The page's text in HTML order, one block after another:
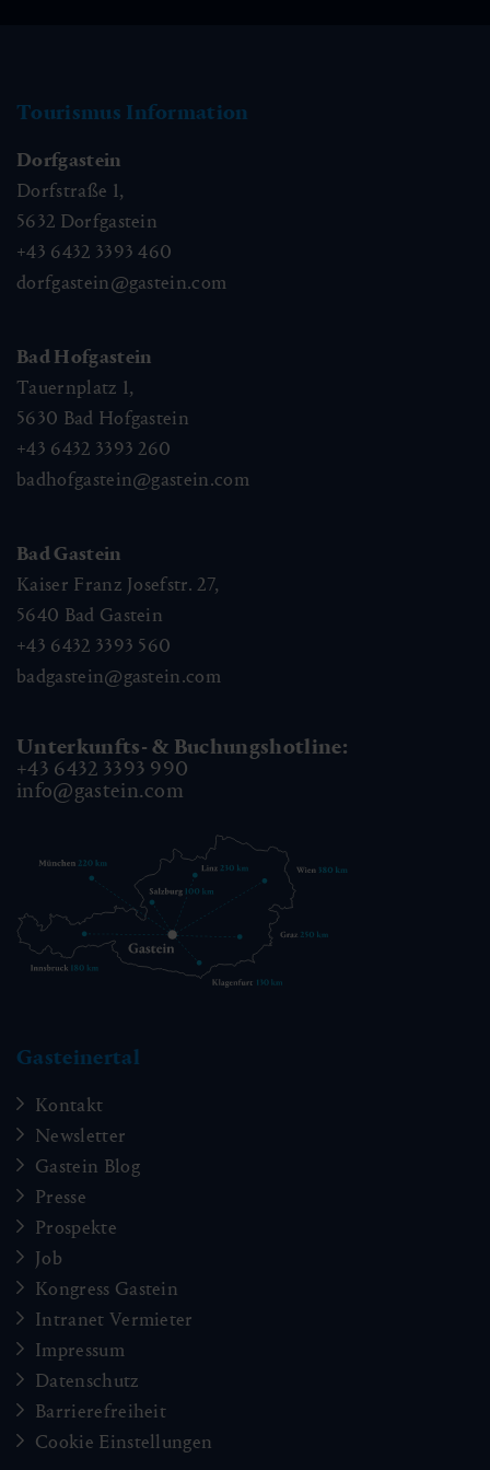
Tourismus Information
Dorfgastein
Dorfstraße 1,
5632 Dorfgastein
+43 6432 3393 460
dorfgastein@gastein.com
Bad Hofgastein
Tauernplatz 1,
5630 Bad Hofgastein
+43 6432 3393 260
badhofgastein@gastein.com
Bad Gastein
Kaiser Franz Josefstr. 27,
5640 Bad Gastein
+43 6432 3393 560
badgastein@gastein.com
Unterkunfts- & Buchungshotline:
+43 6432 3393 990
info@gastein.com
Gasteinertal
Kontakt
Newsletter
Gastein Blog
Presse
Prospekte
Job
Kongress Gastein
Intranet Vermieter
Impressum
Datenschutz
Barrierefreiheit
Cookie Einstellungen